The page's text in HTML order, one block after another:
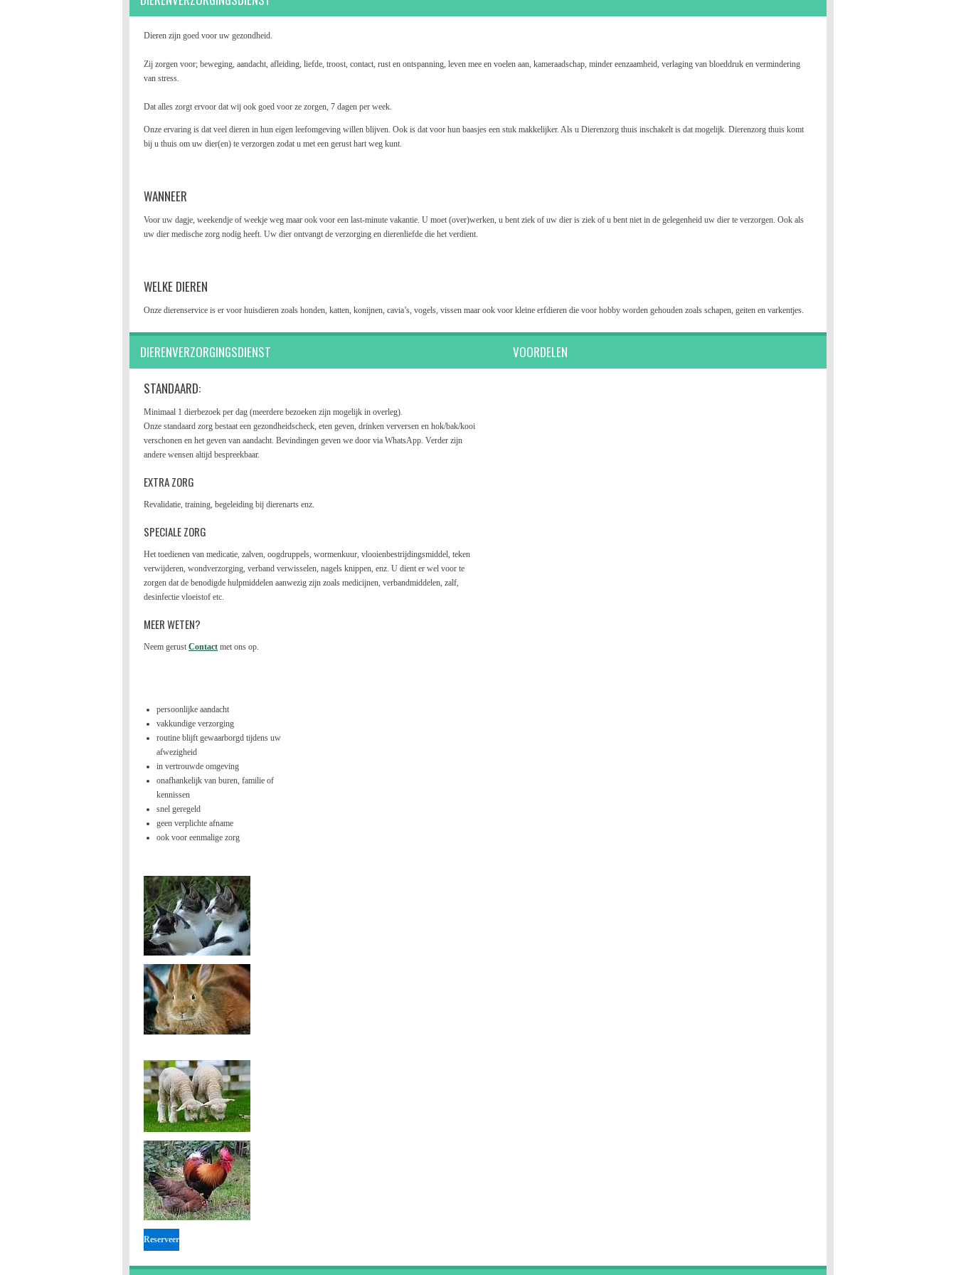
Dieren zijn goed voor uw gezondheid.
Zij zorgen voor; beweging, aandacht, afleiding, liefde, troost, contact, rust en ontspanning, leven mee en voelen aan, kameraadschap, minder eenzaamheid, verlaging van bloeddruk en vermindering
van stress.
Dat alles zorgt ervoor dat wij ook goed voor ze zorgen, 7 dagen per week.
Onze ervaring is dat veel dieren in hun eigen leefomgeving willen blijven. Ook is dat voor hun baasjes een stuk makkelijker. Als u Dierenzorg thuis inschakelt is dat mogelijk. Dierenzorg thuis komt
bij u thuis om uw dier(en) te verzorgen zodat u met een gerust hart weg kunt.
WANNEER
Voor uw dagje, weekendje of weekje weg maar ook voor een last-minute vakantie. U moet (over)werken, u bent ziek of uw dier is ziek of u bent niet in de gelegenheid uw dier te verzorgen. Ook als
uw dier medische zorg nodig heeft. Uw dier ontvangt de verzorging en dierenliefde die het verdient.
WELKE DIEREN
Onze dierenservice is er voor huisdieren zoals honden, katten, konijnen, cavia’s, vogels, vissen maar ook voor kleine erfdieren die voor hobby worden gehouden zoals schapen, geiten en varkentjes.
DIERENVERZORGINGSDIENST VOORDELEN
STANDAARD:
Minimaal 1 dierbezoek per dag (meerdere bezoeken zijn mogelijk in overleg).
Onze standaard zorg bestaat een gezondheidscheck, eten geven, drinken verversen en hok/bak/kooi
verschonen en het geven van aandacht. Bevindingen geven we door via WhatsApp. Verder zijn
andere wensen altijd bespreekbaar.
EXTRA ZORG
Revalidatie, training, begeleiding bij dierenarts enz.
SPECIALE ZORG
Het toedienen van medicatie, zalven, oogdruppels, wormenkuur, vlooienbestrijdingsmiddel, teken
verwijderen, wondverzorging, verband verwisselen, nagels knippen, enz. U dient er wel voor te
zorgen dat de benodigde hulpmiddelen aanwezig zijn zoals medicijnen, verbandmiddelen, zalf,
desinfectie vloeistof etc.
MEER WETEN?
Neem gerust Contact met ons op.
persoonlijke aandacht
vakkundige verzorging
routine blijft gewaarborgd tijdens uw
afwezigheid
in vertrouwde omgeving
onafhankelijk van buren, familie of
kennissen
snel geregeld
geen verplichte afname
ook voor eenmalige zorg
Reserveer